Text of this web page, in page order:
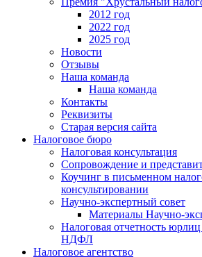
2012 год
2022 год
2025 год
Новости
Отзывы
Наша команда
Наша команда
Контакты
Реквизиты
Старая версия сайта
Налоговое бюро
Налоговая консультация
Cопровождение и
Коучинг в письменном
консультировании
Научно-экспертный совет
Материалы Научно-
Налоговая отчетность
НДФЛ
Налоговое агентство